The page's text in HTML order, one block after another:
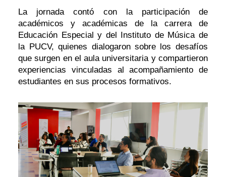
La jornada contó con la participación de
académicos y académicas de la carrera de
Educación Especial y del Instituto de Música de
la PUCV, quienes dialogaron sobre los desafíos
que surgen en el aula universitaria y compartieron
experiencias vinculadas al acompañamiento de
estudiantes en sus procesos formativos.